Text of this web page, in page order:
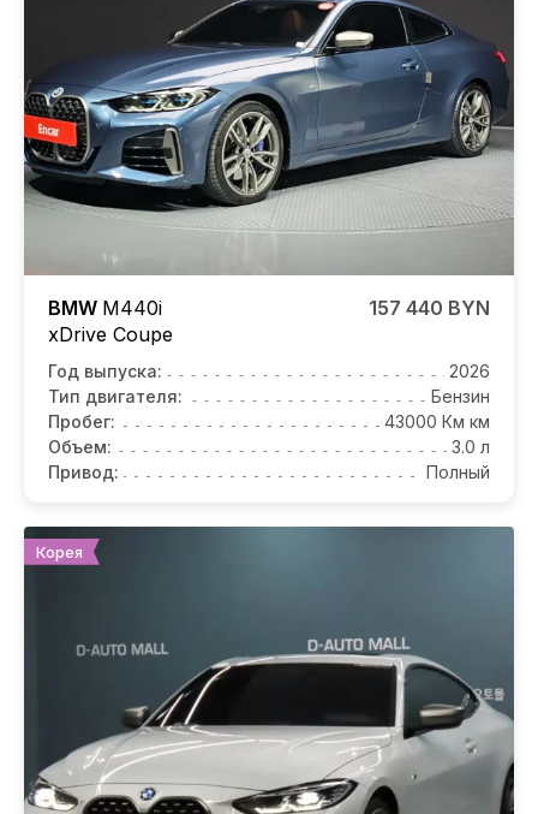
BMW M440i
xDrive Coupe
157 440 BYN
Год выпуска:
2026
Тип двигателя:
Бензин
Пробег:
43000 Км км
Объем:
3.0 л
Привод:
Полный
Корея